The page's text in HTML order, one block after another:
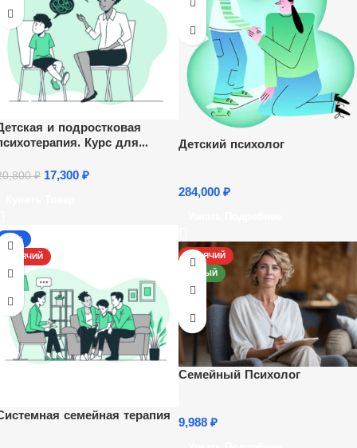
и подростковая
Курс для
₽ 17,300 ₽
Детский психолог
284,000 ₽
-17%
ГОРЯЧИЙ
семейная терапия
ГОРЯЧИЙ
НОВЫЙ
Семейный Психолог
9,988 ₽